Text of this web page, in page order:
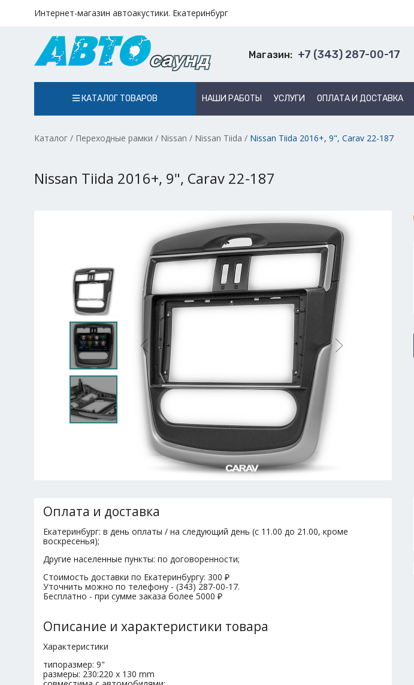
Интернет-магазин автоакустики. Екатеринбург
Магазин: +7 (343) 287-00-17
КАТАЛОГ ТОВАРОВ НАШИ РАБОТЫ УСЛУГИ ОПЛАТА И ДОСТАВКА
Каталог / Переходные рамки / Nissan / Nissan Tiida / Nissan Tiida 2016+, 9", Carav 22-187
Nissan Tiida 2016+, 9", Carav 22-187
Оплата и доставка
Екатеринбург: в день оплаты / на следующий день (с 11.00 до 21.00, кроме
воскресенья);
Другие населенные пункты: по договоренности;
Стоимость доставки по Екатеринбургу: 300 ₽
Уточнить можно по телефону - (343) 287-00-17.
Бесплатно - при сумме заказа более 5000 ₽
Описание и характеристики товара
Характеристики
типоразмер: 9"
размеры: 230:220 x 130 mm